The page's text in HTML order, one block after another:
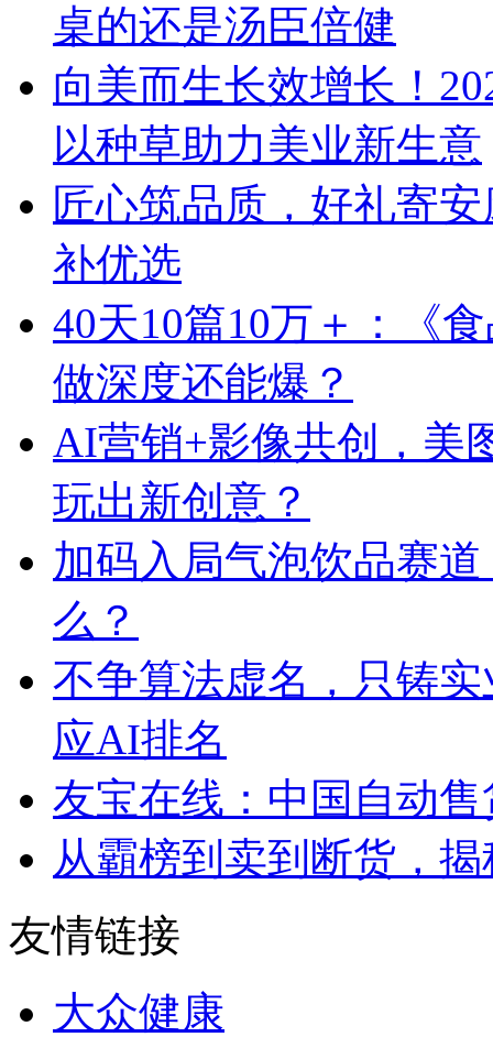
桌的还是汤臣倍健
向美而生长效增长！
以种草助力美业新生意
匠心筑品质，好礼寄
补优选
40天10篇10万＋：《
做深度还能爆？
AI营销+影像共创，美
玩出新创意？
加码入局气泡饮品赛
么？
不争算法虚名，只铸
应AI排名
友宝在线：中国自动
从霸榜到卖到断货，
友情链接
大众健康